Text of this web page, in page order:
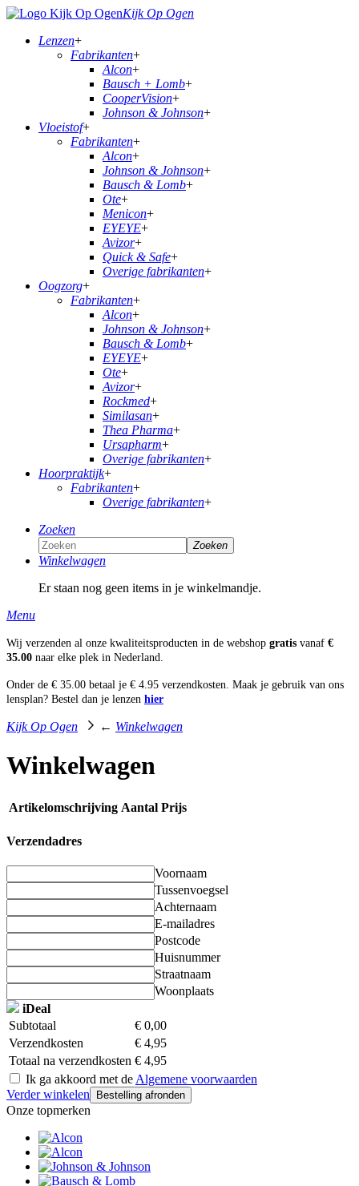
Kijk Op Ogen
Lenzen+
Fabrikanten+
Alcon+
Bausch + Lomb+
CooperVision+
Johnson & Johnson+
Vloeistof+
Fabrikanten+
Alcon+
Johnson & Johnson+
Bausch & Lomb+
Ote+
Menicon+
EYEYE+
Avizor+
Quick & Safe+
Overige fabrikanten+
Oogzorg+
Fabrikanten+
Alcon+
Johnson & Johnson+
Bausch & Lomb+
EYEYE+
Ote+
Avizor+
Rockmed+
Similasan+
Thea Pharma+
Ursapharm+
Overige fabrikanten+
Hoorpraktijk+
Fabrikanten+
Overige fabrikanten+
Zoeken
Zoeken
Winkelwagen
Er staan nog geen items in je winkelmandje.
Menu
Wij verzenden al onze kwaliteitsproducten in de webshop gratis vanaf €
35.00 naar elke plek in Nederland.
Onder de € 35.00 betaal je € 4.95 verzendkosten. Maak je gebruik van ons
lensplan? Bestel dan je lenzen hier
Kijk Op Ogen ← Winkelwagen
Winkelwagen
Artikelomschrijving Aantal Prijs
Verzendadres
Voornaam
Tussenvoegsel
Achternaam
E-mailadres
Postcode
Huisnummer
Straatnaam
Woonplaats
iDeal
Subtotaal
€ 0,00
Verzendkosten
€ 4,95
Totaal na verzendkosten € 4,95
Ik ga akkoord met deAlgemene voorwaarden
Verder winkelen
Bestelling afronden
Onze topmerken